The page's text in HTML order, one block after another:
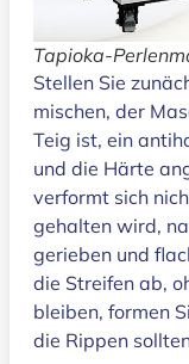
Tapioka-
Stellen Sie
mischen, der
Teig ist, ein
und die Härte
verformt sich
gehalten wird,
gerieben und
die Streifen ab,
bleiben, formen
die Rippen